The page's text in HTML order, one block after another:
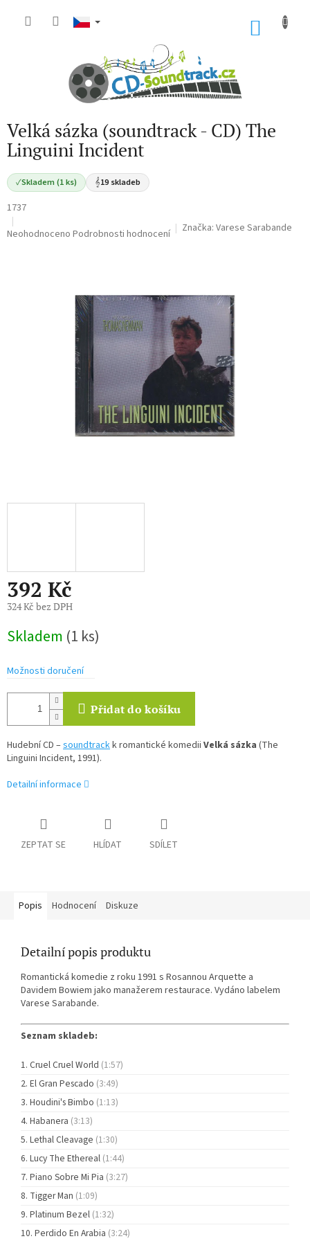
Velká sázka (soundtrack - CD) The
Linguini Incident
✓Skladem (1 ks) 𝄞19 skladeb
1737
Průměrné
Neohodnoceno Podrobnosti hodnocení Značka: Varese Sarabande
392 Kč
324 Kč bez DPH
cena:
Skladem (1 ks)
Možnosti doručení
Přidat do košíku
Hudební CD –soundtrackk romantické komedii Velká sázka (The
Linguini Incident, 1991).
Detailní informace
ZEPTAT SE HLÍDAT SDÍLET
Popis Hodnocení Diskuze
Detailní popis produktu
Romantická komedie z roku 1991 s Rosannou Arquette a
Davidem Bowiem jako manažerem restaurace. Vydáno labelem
Varese Sarabande.
Seznam skladeb:
Cruel Cruel World (1:57)
El Gran Pescado (3:49)
Houdini's Bimbo (1:13)
Habanera (3:13)
Lethal Cleavage (1:30)
Lucy The Ethereal (1:44)
Piano Sobre Mi Pia (3:27)
Tigger Man (1:09)
Platinum Bezel (1:32)
Perdido En Arabia (3:24)